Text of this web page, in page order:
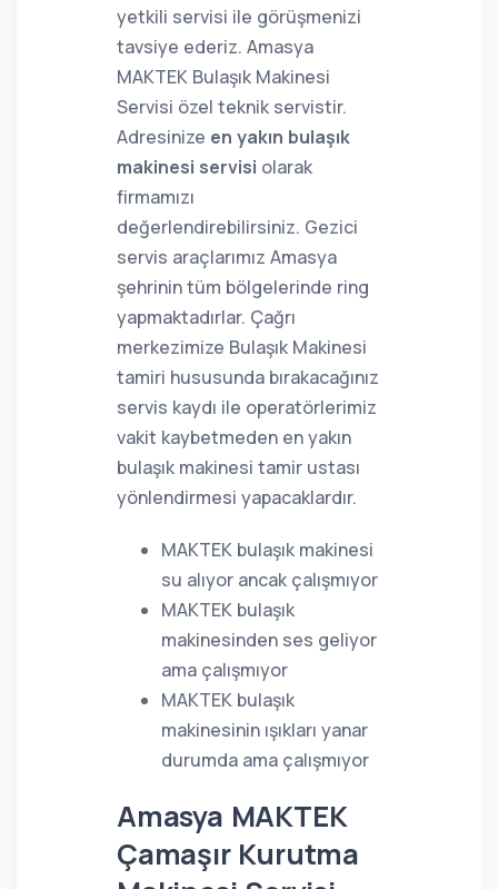
yetkili servisi ile görüşmenizi
tavsiye ederiz. Amasya
MAKTEK Bulaşık Makinesi
Servisi özel teknik servistir.
Adresinize en yakın bulaşık
makinesi servisi olarak
firmamızı
değerlendirebilirsiniz. Gezici
servis araçlarımız Amasya
şehrinin tüm bölgelerinde ring
yapmaktadırlar. Çağrı
merkezimize Bulaşık Makinesi
tamiri hususunda bırakacağınız
servis kaydı ile operatörlerimiz
vakit kaybetmeden en yakın
bulaşık makinesi tamir ustası
yönlendirmesi yapacaklardır.
MAKTEK bulaşık makinesi
su alıyor ancak çalışmıyor
MAKTEK bulaşık
makinesinden ses geliyor
ama çalışmıyor
MAKTEK bulaşık
makinesinin ışıkları yanar
durumda ama çalışmıyor
Amasya MAKTEK
Çamaşır Kurutma